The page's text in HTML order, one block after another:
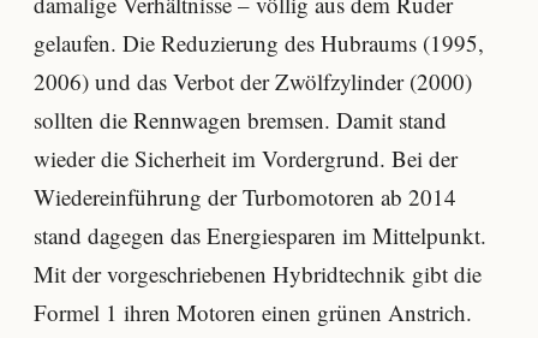
gelaufen. Die Reduzierung des Hubraums (1995,
2006) und das Verbot der Zwölfzylinder (2000)
sollten die Rennwagen bremsen. Damit stand
wieder die Sicherheit im Vordergrund. Bei der
Wiedereinführung der Turbomotoren ab 2014
stand dagegen das Energiesparen im Mittelpunkt.
Mit der vorgeschriebenen Hybridtechnik gibt die
Formel 1 ihren Motoren einen grünen Anstrich.